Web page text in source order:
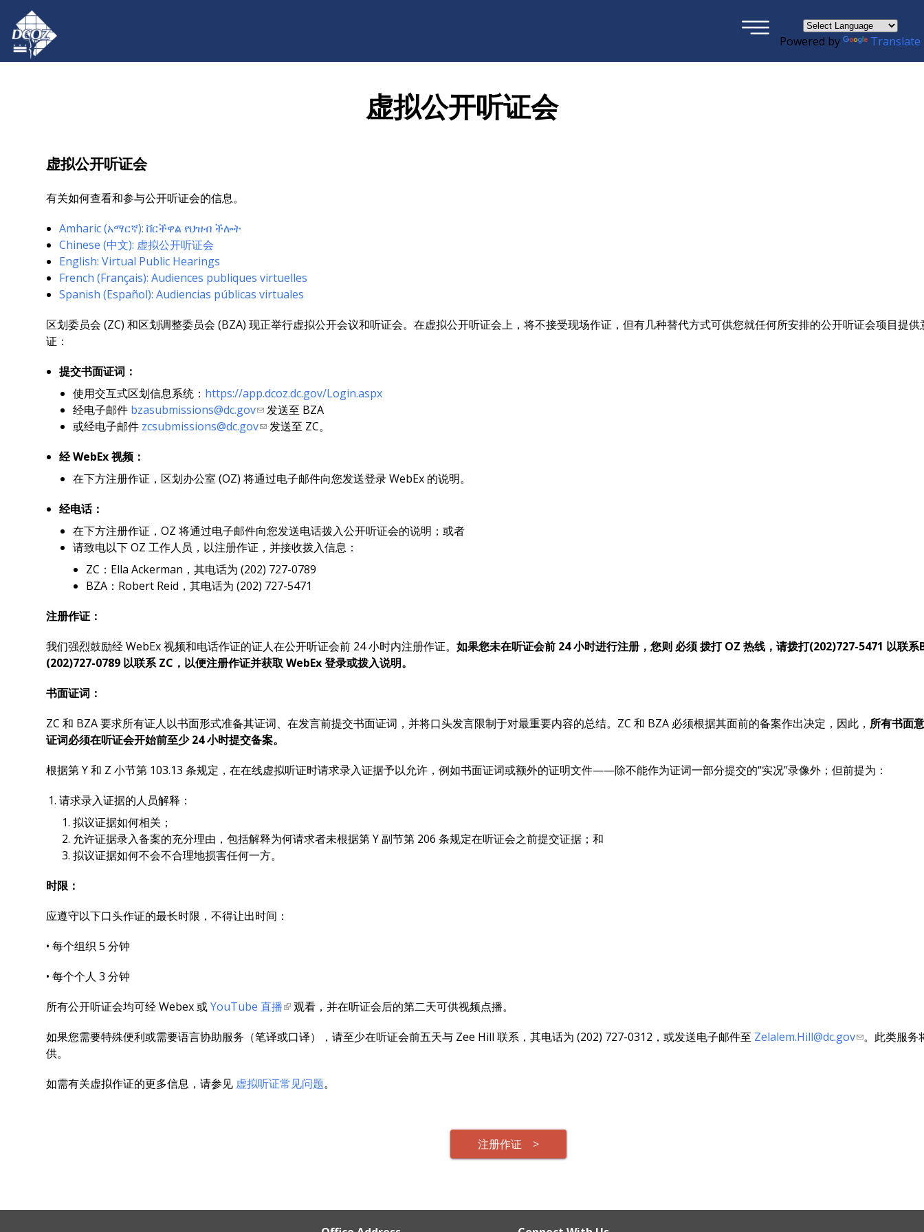
Skip to main content
Powered by Translate
×
虚拟公开听证会
虚拟公开听证会
有关如何查看和参与公开听证会的信息。
Amharic (አማርኛ): ቨርችዋል የህዝብ ችሎት
Chinese (中文): 虚拟公开听证会
English: Virtual Public Hearings
French (Français): Audiences publiques virtuelles
Spanish (Español): Audiencias públicas virtuales
区划委员会 (ZC) 和区划调整委员会 (BZA) 现正举行虚拟公开会议和听证会。在虚拟公开听证会上，将不接受现场作证，但有几种替代方式可供您就任何所安排的公开听证会项目提供
证：
提交书面证词：
使用交互式区划信息系统： https://app.dcoz.dc.gov/Login.aspx
经电子邮件 bzasubmissions@dc.gov 发送至 BZA
或经电子邮件 zcsubmissions@dc.gov 发送至 ZC。
经 WebEx 视频：
在下方注册作证，区划办公室 (OZ) 将通过电子邮件向您发送登录 WebEx 的说明。
经电话：
在下方注册作证，OZ 将通过电子邮件向您发送电话拨入公开听证会的说明；或者
请致电以下 OZ 工作人员，以注册作证，并接收拨入信息：
ZC：Ella Ackerman，其电话为 (202) 727-0789
BZA：Robert Reid，其电话为 (202) 727-5471
注册作证：
我们强烈鼓励经 WebEx 视频和电话作证的证人在公开听证会前 24 小时内注册作证。如果您未在听证会前 24 小时进行注册，您则 必须 拨打 OZ 热线，请拨打(202)727-5471 以联系
(202)727-0789 以联系 ZC，以便注册作证并获取 WebEx 登录或拨入说明。
书面证词：
ZC 和 BZA 要求所有证人以书面形式准备其证词、在发言前提交书面证词，并将口头发言限制于对最重要内容的总结。ZC 和 BZA 必须根据其面前的备案作出决定，因此， 所有书面
证词必须在听证会开始前至少 24 小时提交备案。
根据第 Y 和 Z 小节第 103.13 条规定，在在线虚拟听证时请求录入证据予以允许，例如书面证词或额外的证明文件——除不能作为证词一部分提交的“实况”录像外；但前提为：
请求录入证据的人员解释：
拟议证据如何相关；
允许证据录入备案的充分理由，包括解释为何请求者未根据第 Y 副节第 206 条规定在听证会之前提交证据；和
拟议证据如何不会不合理地损害任何一方。
时限：
应遵守以下口头作证的最长时限，不得让出时间：
• 每个组织 5 分钟
• 每个个人 3 分钟
所有公开听证会均可经 Webex 或YouTube 直播
观看，并在听证会后的第二天可供视频点播。
如果您需要特殊便利或需要语言协助服务（笔译或口译），请至少在听证会前五天与 Zee Hill 联系，其电话为 (202) 727-0312，或发送电子邮件至 Zelalem.Hill@dc.gov 。此类服务
供。
如需有关虚拟作证的更多信息，请参见 虚拟听证常见问题。
注册作证 >